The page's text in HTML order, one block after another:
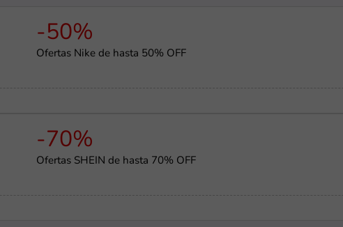
-50%
Ofertas Nike de hasta 50% OFF
-70%
Ofertas SHEIN de hasta 70% OFF